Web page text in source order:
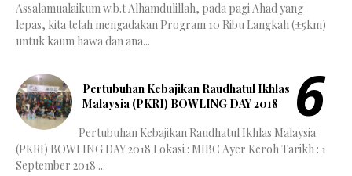
Assalamualaikum w.b.t Alhamdulillah, pada pagi Ahad yang
lepas, kita telah mengadakan Program 10 Ribu Langkah (±5km)
untuk kaum hawa dan ana...
Pertubuhan Kebajikan Raudhatul Ikhlas
Malaysia (PKRI) BOWLING DAY 2018
Pertubuhan Kebajikan Raudhatul Ikhlas Malaysia
(PKRI) BOWLING DAY 2018 Lokasi : MIBC Ayer Keroh Tarikh : 1
September 2018 ...